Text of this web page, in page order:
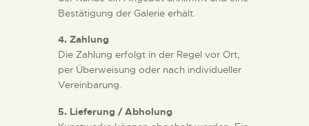
Bestätigung der Galerie erhält.
4. Zahlung
Die Zahlung erfolgt in der Regel vor Ort,
per Überweisung oder nach individueller
Vereinbarung.
5. Lieferung / Abholung